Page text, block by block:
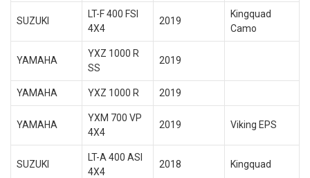
SUZUKI
LT-F 400 FSI
4X4
2019
Kingquad
Camo
YAMAHA
YXZ 1000 R
SS
2019
YAMAHA YXZ 1000 R 2019
YAMAHA
YXM 700 VP
4X4
2019 Viking EPS
SUZUKI
LT-A 400 ASI
4X4
2018 Kingquad